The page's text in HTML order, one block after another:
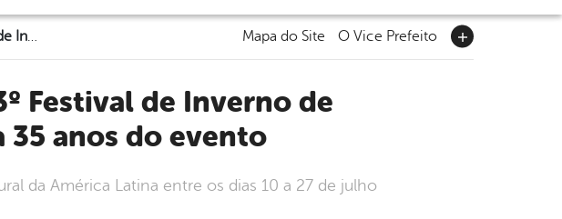
Prefeitura lança oficialmente 33º Festival de Inverno de Garanhuns, que comemora 35 anos do evento Mapa do Site O Vice Prefeito
35 anos do evento
da América Latina entre os dias 10 a 27 de julho